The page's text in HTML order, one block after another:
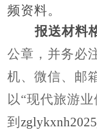
频资料。
报送材料
公章，并务必
机、微信、邮
以“现代旅游业
到